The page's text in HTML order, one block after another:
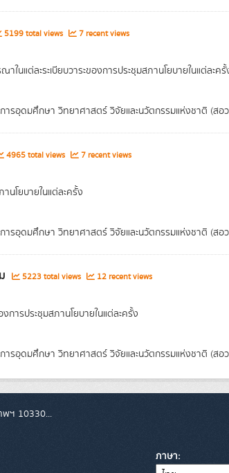
5199 total views 7 recent views
าในแต่ละระเบียบวาระของการประชุมสภานโยบายในแต่ละครั้
รอุดมศึกษา วิทยาศาสตร์ วิจัยและนวัตกรรมแห่งชาติ (สอ
4965 total views 7 recent views
นโยบายในแต่ละครั้ง
รอุดมศึกษา วิทยาศาสตร์ วิจัยและนวัตกรรมแห่งชาติ (สอ
5223 total views 12 recent views
การประชุมสภานโยบายในแต่ละครั้ง
รอุดมศึกษา วิทยาศาสตร์ วิจัยและนวัตกรรมแห่งชาติ (สอ
พฯ 10330...
ภาษา